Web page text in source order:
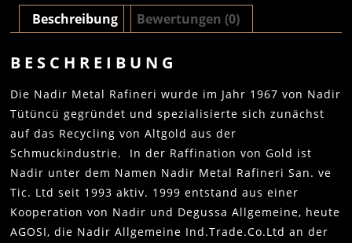
Beschreibung Bewertungen (0)
BESCHREIBUNG
Die Nadir Metal Rafineri wurde im Jahr 1967 von Nadir
Tütüncü gegründet und spezialisierte sich zunächst
auf das Recycling von Altgold aus der
Schmuckindustrie. In der Raffination von Gold ist
Nadir unter dem Namen Nadir Metal Rafineri San. ve
Tic. Ltd seit 1993 aktiv. 1999 entstand aus einer
Kooperation von Nadir und Degussa Allgemeine, heute
AGOSI, die Nadir Allgemeine Ind.Trade.Co.Ltd an der